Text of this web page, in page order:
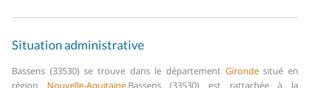
Situation administrative
Bassens (33530) se trouve dans le département Girondesitué en
région Nouvelle-Aquitaine.Bassens (33530) est rattachée à la